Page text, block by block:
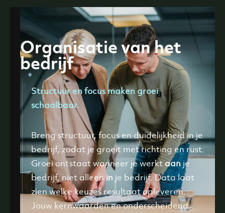
Organisatie van het
bedrijf
Structuur en focus maken groei
schaalbaar.
Breng structuur, focus en duidelijkheid in je
bedrijf, zodat je groeit met richting en rust.
Groei ontstaat wanneer je werktaanje
bedrijf, niet alleenin je bedrijf. Data laat
zien welke keuzes resultaat opleveren.
Jouw kernwaarden en onderscheidend